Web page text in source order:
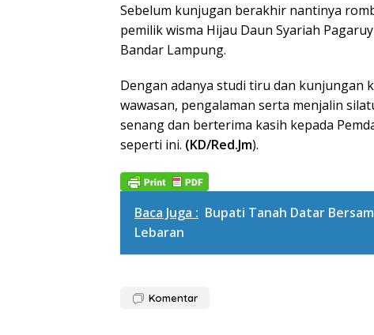
Sebelum kunjugan berakhir nantinya
pemilik wisma Hijau Daun Syariah
Bandar Lampung.
Dengan adanya studi tiru dan kunjungan
wawasan, pengalaman serta menjalin
senang dan berterima kasih kepada
seperti ini. (KD/Red.Jm).
Baca Juga : Bupati Tanah Datar
Lebaran
Komentar